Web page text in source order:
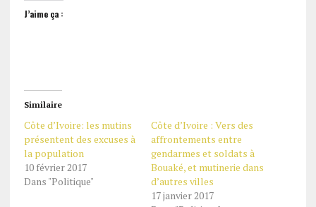
J’aime ça :
Similaire
Côte d’Ivoire: les mutins
présentent des excuses à
la population
10 février 2017
Dans "Politique"
Côte d’Ivoire : Vers des
affrontements entre
gendarmes et soldats à
Bouaké, et mutinerie dans
d’autres villes
17 janvier 2017